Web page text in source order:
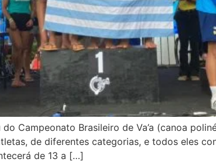
Campeonato Brasileiro de Va’a (canoa
de diferentes categorias, e todos eles
de 13 a […]